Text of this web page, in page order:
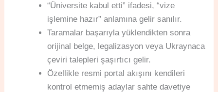
“Üniversite kabul etti” ifadesi, “vize
işlemine hazır” anlamına gelir sanılır.
Taramalar başarıyla yüklendikten sonra
orijinal belge, legalizasyon veya Ukraynaca
çeviri talepleri şaşırtıcı gelir.
Özellikle resmi portal akışını kendileri
kontrol etmemiş adaylar sahte davetiye